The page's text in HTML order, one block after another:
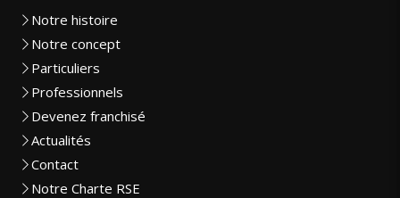
Notre histoire
Notre concept
Particuliers
Professionnels
Devenez franchisé
Actualités
Contact
Notre Charte RSE